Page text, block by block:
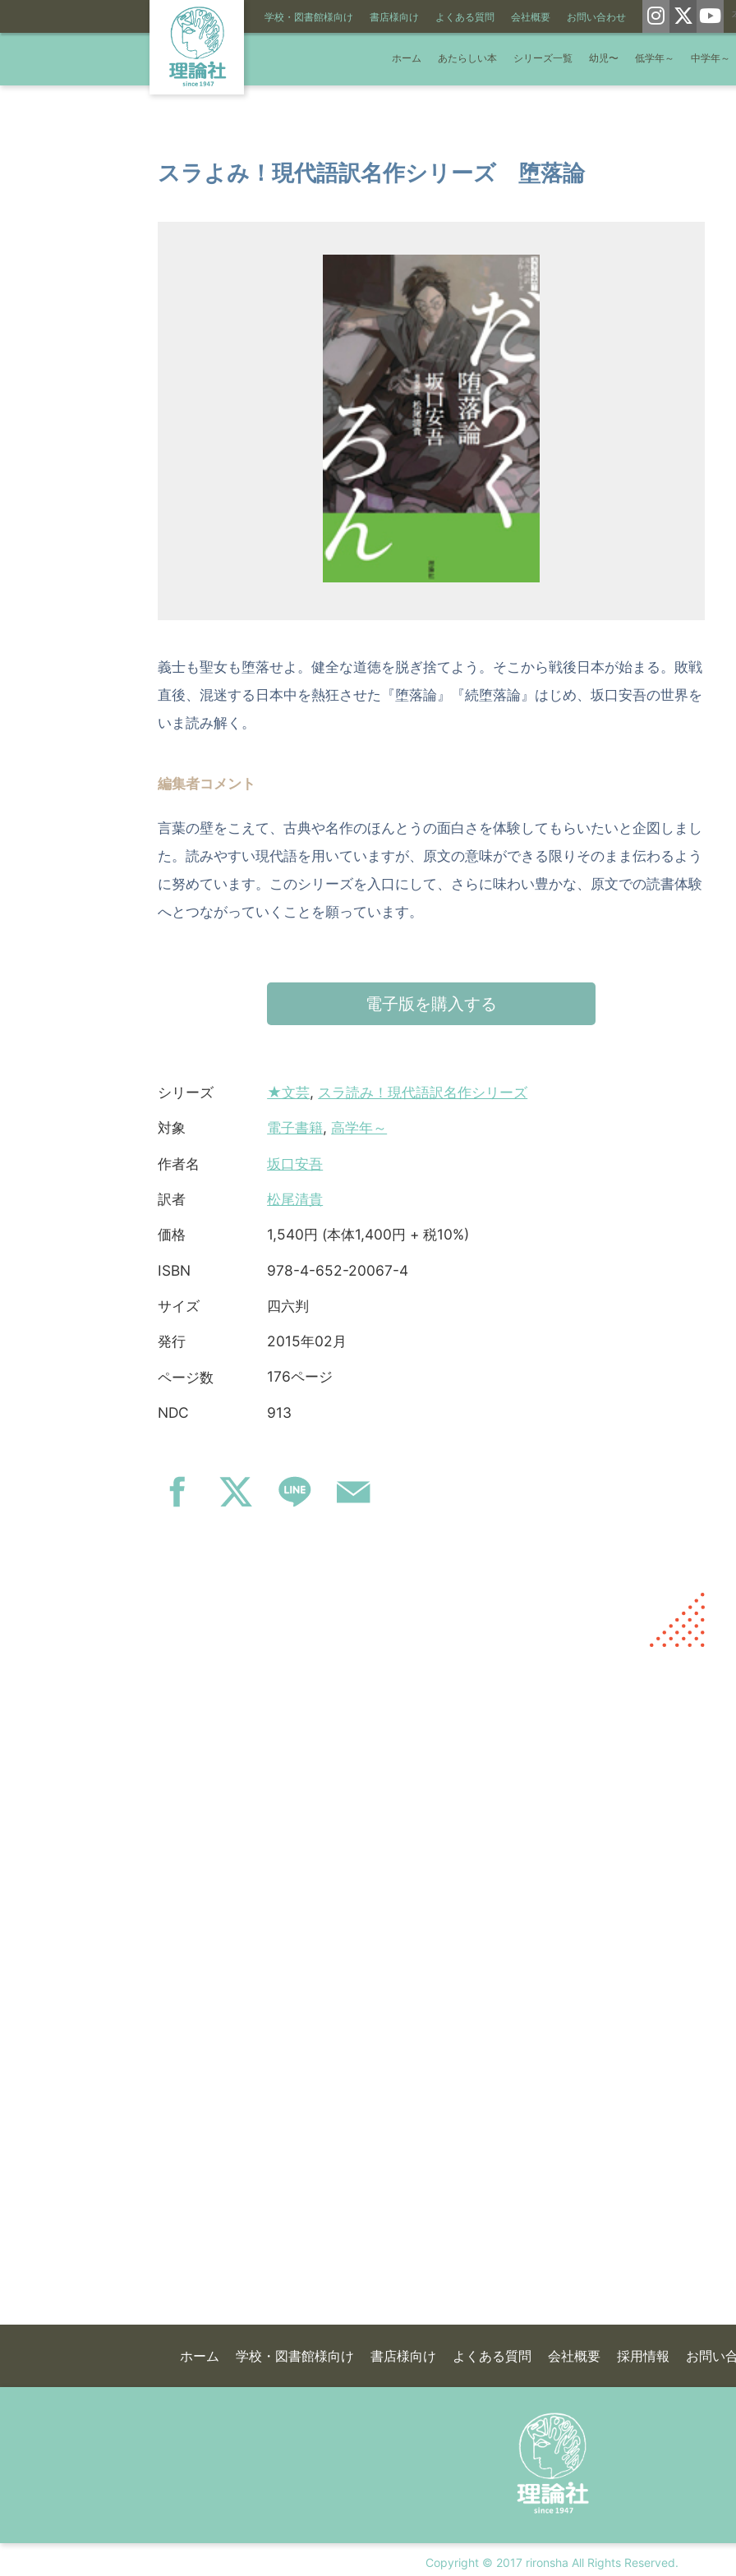
学校・図書館様向け 書店様向け よくある質問 会社概要 お問い合わせ
ホーム あたらしい本 シリーズ一覧 幼児〜 低学年～ 中学年～
スラよみ！現代語訳名作シリーズ 堕落論
義士も聖女も堕落せよ。健全な道徳を脱ぎ捨てよう。そこから戦後日本が始まる。敗戦
直後、混迷する日本中を熱狂させた『堕落論』『続堕落論』はじめ、坂口安吾の世界を
いま読み解く。
編集者コメント
言葉の壁をこえて、古典や名作のほんとうの面白さを体験してもらいたいと企図しまし
た。読みやすい現代語を用いていますが、原文の意味ができる限りそのまま伝わるよう
に努めています。このシリーズを入口にして、さらに味わい豊かな、原文での読書体験
へとつながっていくことを願っています。
電子版を購入する
シリーズ ★文芸, スラ読み！現代語訳名作シリーズ
対象 電子書籍, 高学年～
作者名 坂口安吾
訳者 松尾清貴
価格 1,540円 (本体1,400円 + 税10%)
ISBN 978-4-652-20067-4
サイズ 四六判
発行 2015年02月
ページ数 176ページ
NDC 913
ホーム 学校・図書館様向け 書店様向け よくある質問 会社概要 採用情報 お問い
Copyright © 2017 rironsha All Rights Reserved.